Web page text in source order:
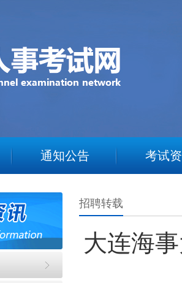
通知公告 考试
招聘转载
大连海